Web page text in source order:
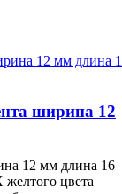
ширина 12
12 мм длина 16
цвета